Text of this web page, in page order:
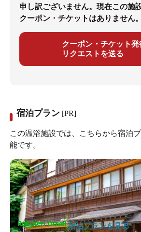
申し訳ございません。現在この施
クーポン・チケットはありません。
クーポン・チケット発
リクエストを送る
宿泊プラン [PR]
この温浴施設では、こちらから宿泊
能です。
宿泊プランを見る